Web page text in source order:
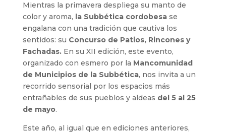
Mientras la primavera despliega su manto de
color y aroma, la Subbética cordobesase
engalana con una tradición que cautiva los
sentidos: su Concurso de Patios, Rincones y
Fachadas.En su XII edición, este evento,
organizado con esmero por la Mancomunidad
de Municipios de la Subbética, nos invita a un
recorrido sensorial por los espacios más
entrañables de sus pueblos y aldeas del 5 al 25
de mayo.
Este año, al igual que en ediciones anteriores,